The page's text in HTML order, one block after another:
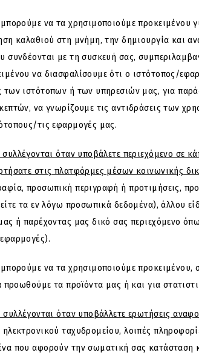
να τα χρησιμοποιούμε
καλαθιού στη μνήμη, την δημιουργία και
συνδέονται με τη συσκευή σας,
να διασφαλίσουμε ότι ο ιστότοπος/
των ιστότοπων ή των υπηρεσιών μας, για
να γνωρίζουμε τις αντιδράσεις των
τις εφαρμογές μας.
όταν υποβάλετε περιεχόμενο σε
στις πλατφόρμες μέσων κοινωνικής
προσωπική περιγραφή ή προτιμήσεις,
τα εν λόγω προσωπικά δεδομένα), άλλου
ή παρέχοντας μας δικό σας περιεχόμενο
να τα χρησιμοποιούμε προκειμένου,
προωθούμε τα προϊόντα μας ή και για
όταν υποβάλλετε ερωτήσεις
ταχυδρομείου, λοιπές
που αφορούν την σωματική σας κατάσταση